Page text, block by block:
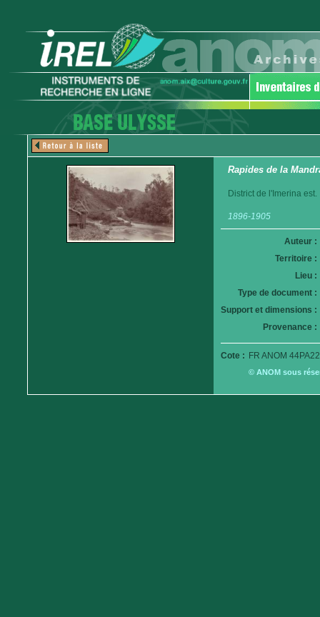
Rapides de la
District de l'Imerina est.
1896-1905
Auteur :
Territoire :
Lieu :
Type de document :
Support et dimensions :
Provenance :
Cote : FR ANOM
© ANOM sous